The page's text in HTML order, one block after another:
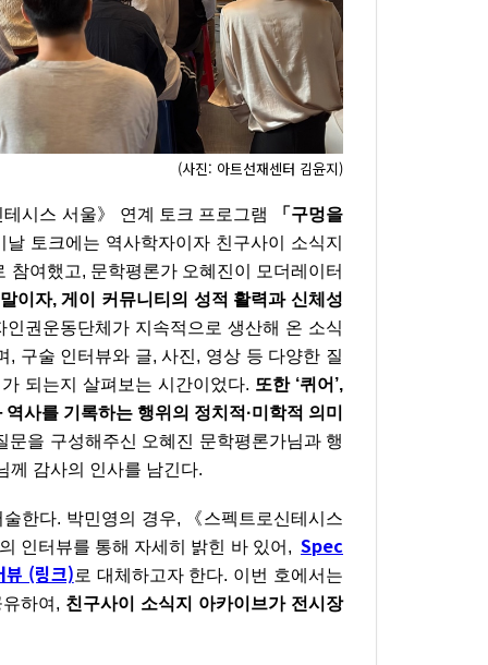
(사진: 아트선재센터 김윤지)
시스 서울》 연계 토크 프로그램
「구멍을
날 토크에는 역사학자이자 친구사이 소식지
여했고, 문학평론가 오혜진이 모더레이터
이자, 게이 커뮤니티의 성적 활력과 신체성
권운동단체가 지속적으로 생산해 온 소식
구술 인터뷰와 글, 사진, 영상 등 다양한 질
되는지 살펴보는 시간이었다. 또한 ‘퀴어’,
역사를 기록하는 행위의 정치적·미학적 의미
을 구성해주신 오혜진 문학평론가님과 행
께 감사의 인사를 남긴다.
한다. 박민영의 경우, 《스펙트로신테시스
인터뷰를 통해 자세히 밝힌 바 있어, Spec
(링크)로 대체하고자 한다. 이번 호에서는
하여, 친구사이 소식지 아카이브가 전시장